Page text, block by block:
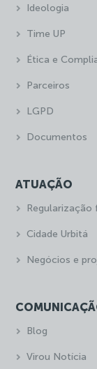
Ideologia
Time UP
Ética e
Parceiros
LGPD
Documentos
ATUAÇÃO
Regularização
Cidade Urbitá
Negócios e
Blog
Virou Notícia